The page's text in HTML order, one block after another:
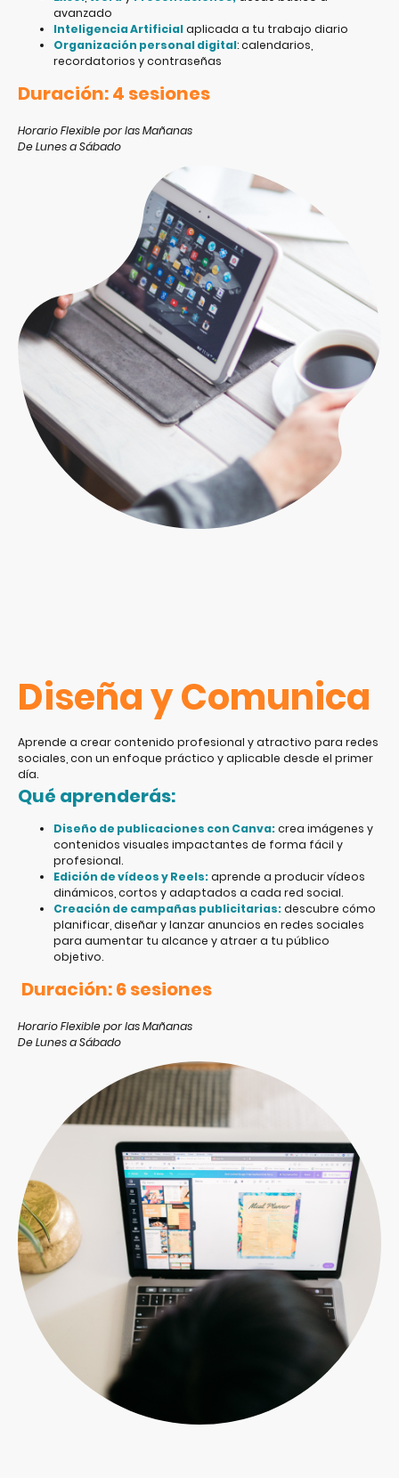
avanzado
Inteligencia Artificialaplicada a tu trabajo diario
Organización personal digital: calendarios,
recordatorios y contraseñas
Duración: 4 sesiones
Horario Flexible por las Mañanas
De Lunes a Sábado
Diseña y Comunica
Aprende a crear contenido profesional y atractivo para redes
sociales, con un enfoque práctico y aplicable desde el primer
día.
Qué aprenderás:
Diseño de publicaciones con Canva:crea imágenes y
contenidos visuales impactantes de forma fácil y
profesional.
Edición de vídeos y Reels:aprende a producir vídeos
dinámicos, cortos y adaptados a cada red social.
Creación de campañas publicitarias:descubre cómo
planificar, diseñar y lanzar anuncios en redes sociales
para aumentar tu alcance y atraer a tu público
objetivo.
Duración: 6 sesiones
Horario Flexible por las Mañanas
De Lunes a Sábado